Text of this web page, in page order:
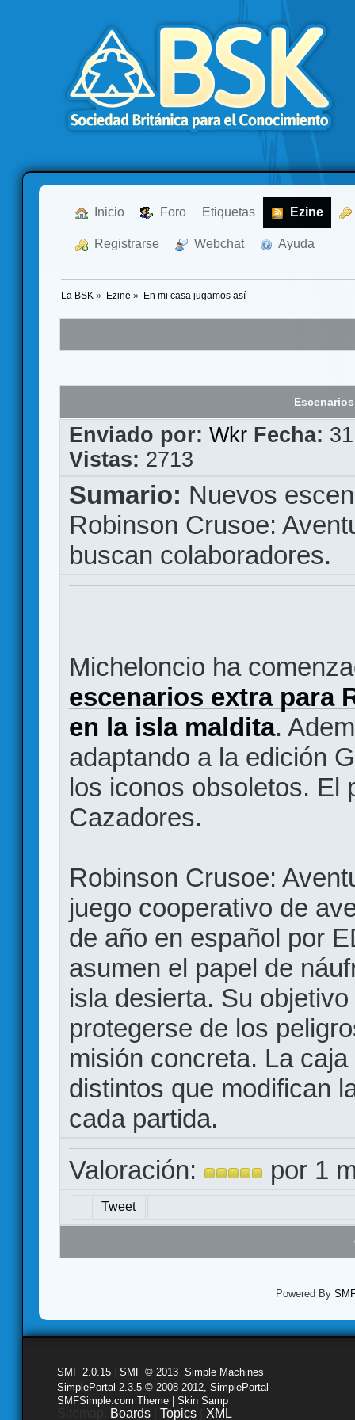
Inicio Foro Etiquetas Ezine
Registrarse Webchat Ayuda
La BSK » Ezine » En mi casa jugamos así
Enviado por:Wkr Fecha:
Vistas: 2713
Sumario: Nuevos
Robinson Crusoe:
buscan colaboradores.
Micheloncio ha
escenarios extra para
en la isla maldita.
adaptando a la edición
los iconos obsoletos. El
Cazadores.
Robinson Crusoe:
juego cooperativo de
de año en español por
asumen el papel de
isla desierta. Su
protegerse de los
misión concreta. La
distintos que modifican
cada partida.
Valoración:
por 1
Tweet
Powered By
SMF 2.0.15 SMF © 2013 Simple Machines
SimplePortal 2.3.5 © 2008-2012, SimplePortal
SMFSimple.com Theme | Skin Samp
Boards Topics XML